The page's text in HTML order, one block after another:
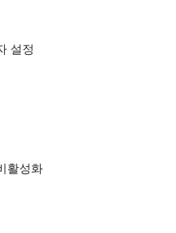
설정
활성화